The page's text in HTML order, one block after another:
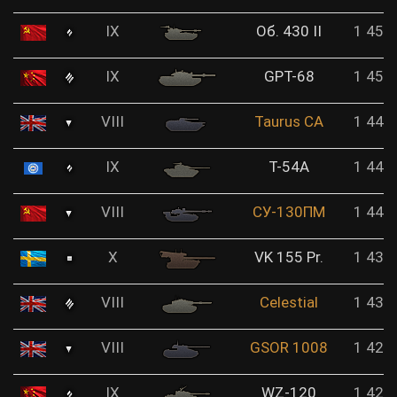
IX Об. 430 II 1
IX GPT-68 1
VIII Taurus CA 1
IX Т-54А 1
VIII СУ-130ПМ 1
X VK 155 Pr. 1
VIII Celestial 1
VIII GSOR 1008 1
IX WZ-120 1